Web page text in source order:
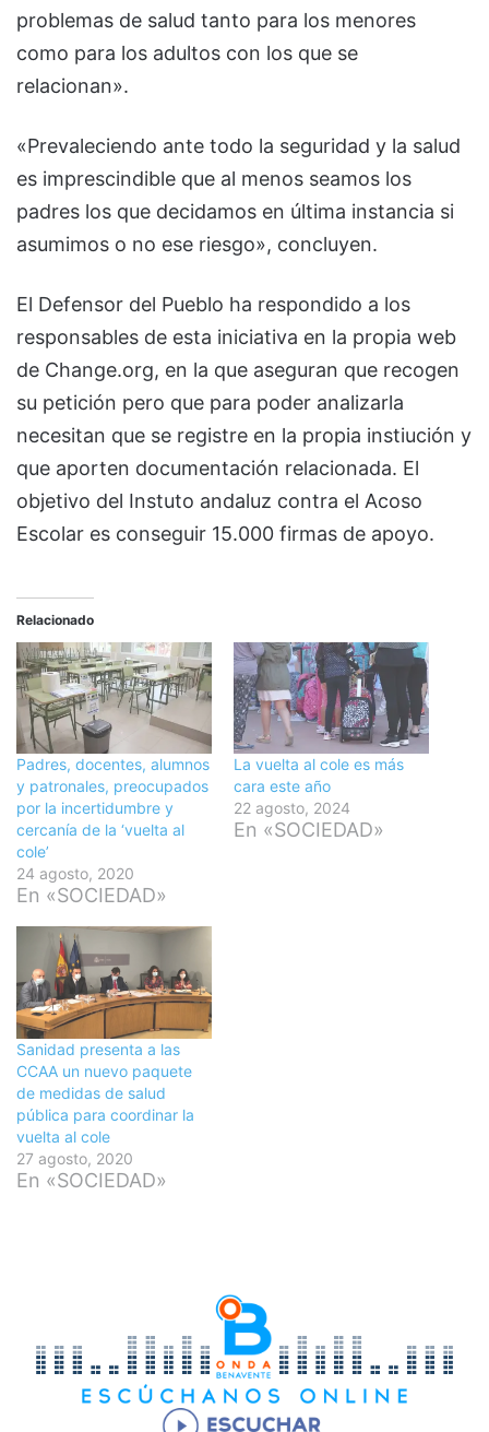
problemas de salud tanto para los menores
como para los adultos con los que se
relacionan».
«Prevaleciendo ante todo la seguridad y la salud
es imprescindible que al menos seamos los
padres los que decidamos en última instancia si
asumimos o no ese riesgo», concluyen.
El Defensor del Pueblo ha respondido a los
responsables de esta iniciativa en la propia web
de Change.org, en la que aseguran que recogen
su petición pero que para poder analizarla
necesitan que se registre en la propia instiución y
que aporten documentación relacionada. El
objetivo del Instuto andaluz contra el Acoso
Escolar es conseguir 15.000 firmas de apoyo.
Relacionado
Padres, docentes, alumnos
y patronales, preocupados
por la incertidumbre y
cercanía de la ‘vuelta al
cole’
24 agosto, 2020
En «SOCIEDAD»
La vuelta al cole es más
cara este año
22 agosto, 2024
En «SOCIEDAD»
Sanidad presenta a las
CCAA un nuevo paquete
de medidas de salud
pública para coordinar la
vuelta al cole
27 agosto, 2020
En «SOCIEDAD»